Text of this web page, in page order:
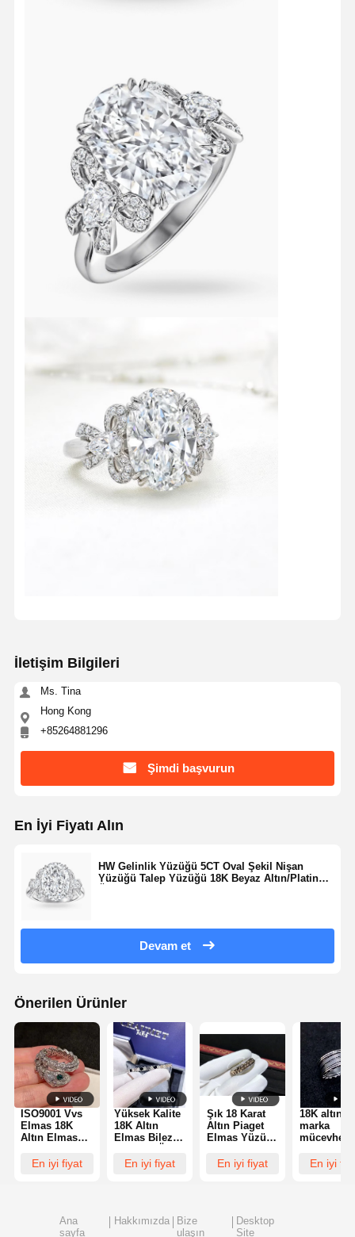
18K altın bilezikler
Elmas Saat Bileziği
18 karat altın küpeleri
18K altın broş
18K mücevher seti
14CT Altın Bilezik
14K altın kaplama kolye
Özel Platin Mücevher
İletişim Bilgileri
Ms. Tina
Hong Kong
+85264881296
Şimdi başvurun
En İyi Fiyatı Alın
HW Gelinlik Yüzüğü 5CT Oval Şekil Nişan
Yüzüğü Talep Yüzüğü 18K Beyaz Altın/Platin
Devam et
Önerilen Ürünler
ISO9001 Vvs
Elmas 18K
Altın Elmas
Mücevher
En iyi fiyat
Yüksek Kalite
18K Altın
Elmas Bilezik
Mücevher
En iyi fiyat
Şık 18 Karat
Altın Piaget
Elmas Yüzük
için elmas
mücevher
En iyi fiyat
18K altın
marka
mücevher
18Kt beyaz
altın halka
En iyi
Ana
sayfa
Hakkımızda
Bize
ulaşın
Desktop
Site